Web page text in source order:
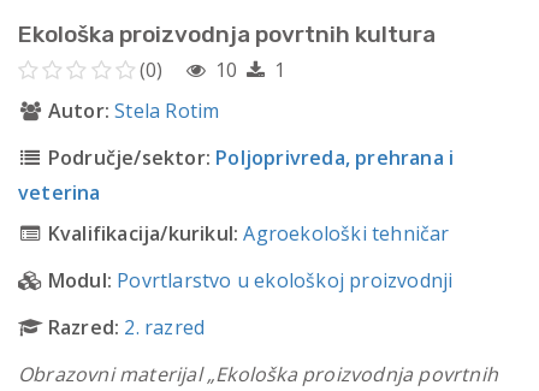
Ekološka proizvodnja povrtnih kultura
(0) 10
1
Autor: Stela Rotim
Područje/sektor: Poljoprivreda, prehrana i
veterina
Kvalifikacija/kurikul: Agroekološki tehničar
Modul: Povrtlarstvo u ekološkoj proizvodnji
Razred: 2. razred
Obrazovni materijal „Ekološka proizvodnja povrtnih